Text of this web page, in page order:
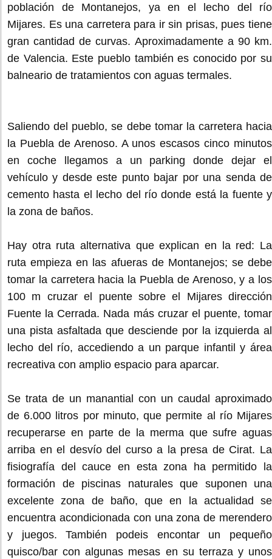
población de Montanejos, ya en el lecho del río
Mijares. Es una carretera para ir sin prisas, pues tiene
gran cantidad de curvas. Aproximadamente a 90 km.
de Valencia. Este pueblo también es conocido por su
balneario de tratamientos con aguas termales.
Saliendo del pueblo, se debe tomar la carretera hacia
la Puebla de Arenoso. A unos escasos cinco minutos
en coche llegamos a un parking donde dejar el
vehículo y desde este punto bajar por una senda de
cemento hasta el lecho del río donde está la fuente y
la zona de baños.
Hay otra ruta alternativa que explican en la red: La
ruta empieza en las afueras de Montanejos; se debe
tomar la carretera hacia la Puebla de Arenoso, y a los
100 m cruzar el puente sobre el Mijares dirección
Fuente la Cerrada. Nada más cruzar el puente, tomar
una pista asfaltada que desciende por la izquierda al
lecho del río, accediendo a un parque infantil y área
recreativa con amplio espacio para aparcar.
Se trata de un manantial con un caudal aproximado
de 6.000 litros por minuto, que permite al río Mijares
recuperarse en parte de la merma que sufre aguas
arriba en el desvío del curso a la presa de Cirat. La
fisiografía del cauce en esta zona ha permitido la
formación de piscinas naturales que suponen una
excelente zona de baño, que en la actualidad se
encuentra acondicionada con una zona de merendero
y juegos. También podeis encontar un pequeño
quisco/bar con algunas mesas en su terraza y unos